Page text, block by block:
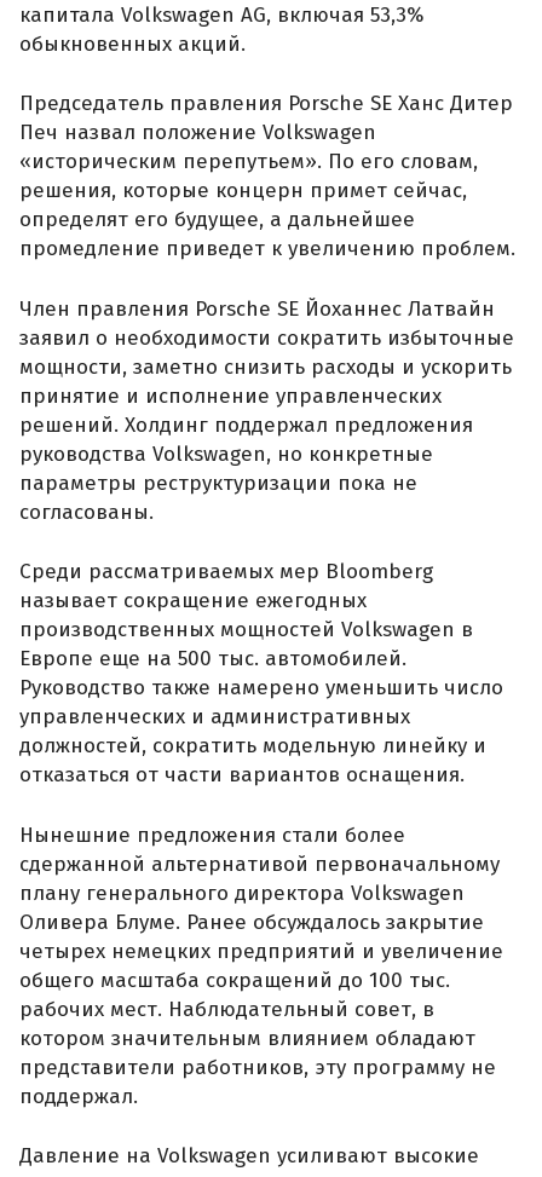
капитала Volkswagen AG, включая 53,3%
обыкновенных акций.
Председатель правления Porsche SE Ханс Дитер
Печ назвал положение Volkswagen
«историческим перепутьем». По его словам,
решения, которые концерн примет сейчас,
определят его будущее, а дальнейшее
промедление приведет к увеличению проблем.
Член правления Porsche SE Йоханнес Латвайн
заявил о необходимости сократить избыточные
мощности, заметно снизить расходы и ускорить
принятие и исполнение управленческих
решений. Холдинг поддержал предложения
руководства Volkswagen, но конкретные
параметры реструктуризации пока не
согласованы.
Среди рассматриваемых мер Bloomberg
называет сокращение ежегодных
производственных мощностей Volkswagen в
Европе еще на 500 тыс. автомобилей.
Руководство также намерено уменьшить число
управленческих и административных
должностей, сократить модельную линейку и
отказаться от части вариантов оснащения.
Нынешние предложения стали более
сдержанной альтернативой первоначальному
плану генерального директора Volkswagen
Оливера Блуме. Ранее обсуждалось закрытие
четырех немецких предприятий и увеличение
общего масштаба сокращений до 100 тыс.
рабочих мест. Наблюдательный совет, в
котором значительным влиянием обладают
представители работников, эту программу не
поддержал.
Давление на Volkswagen усиливают высокие